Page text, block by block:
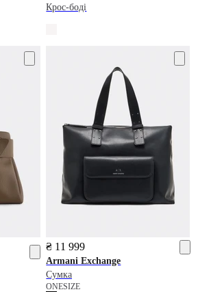
Крос-боді
₴ 11 999
Armani Exchange
Сумка
ONESIZE